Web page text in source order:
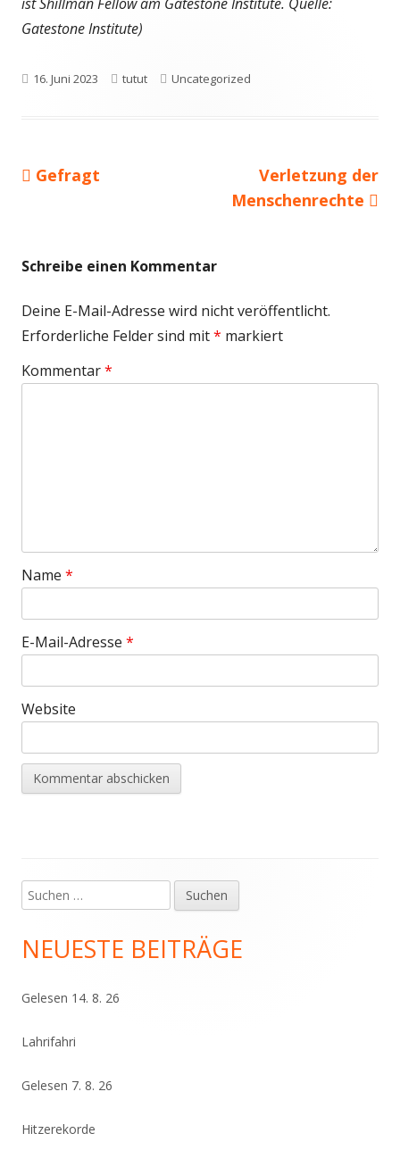
Gatestone Institute)
Veröffentlicht
16. Juni 2023 Autor
tutut Kategorien
Uncategorized
Beitragsnavigation
Vorheriger
Gefragt
Nächster
Beitrag
Verletzung der
Menschenrechte
Schreibe einen Kommentar
Deine E-Mail-Adresse wird nicht veröffentlicht.
Erforderliche Felder sind mit* markiert
Kommentar*
Name *
E-Mail-Adresse *
Website
Haupt-
Seitenleiste
Suchen
nach:
NEUESTE BEITRÄGE
Gelesen 14. 8. 26
Lahrifahri
Gelesen 7. 8. 26
Hitzerekorde